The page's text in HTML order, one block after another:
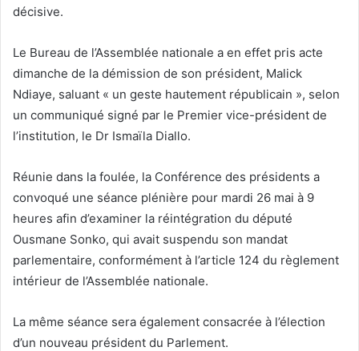
décisive.
Le Bureau de l’Assemblée nationale a en effet pris acte
dimanche de la démission de son président, Malick
Ndiaye, saluant « un geste hautement républicain », selon
un communiqué signé par le Premier vice-président de
l’institution, le Dr Ismaïla Diallo.
Réunie dans la foulée, la Conférence des présidents a
convoqué une séance plénière pour mardi 26 mai à 9
heures afin d’examiner la réintégration du député
Ousmane Sonko, qui avait suspendu son mandat
parlementaire, conformément à l’article 124 du règlement
intérieur de l’Assemblée nationale.
La même séance sera également consacrée à l’élection
d’un nouveau président du Parlement.